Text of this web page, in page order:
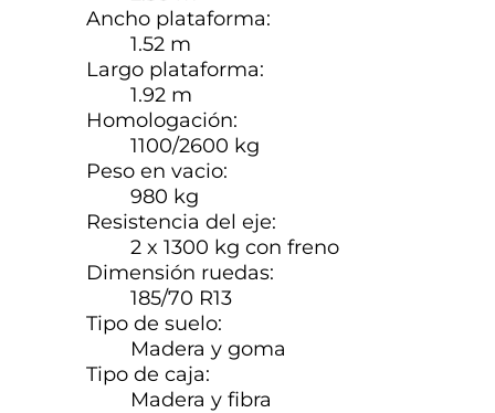
Ancho plataforma:
1.52 m
Largo plataforma:
1.92 m
Homologación:
1100/2600 kg
Peso en vacio:
980 kg
Resistencia del eje:
2 x 1300 kg con freno
Dimensión ruedas:
185/70 R13
Tipo de suelo:
Madera y goma
Tipo de caja:
Madera y fibra